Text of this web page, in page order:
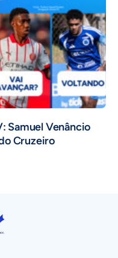
Samuel Venâncio
Cruzeiro